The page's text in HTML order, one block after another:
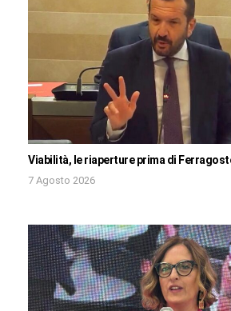
Viabilità, le riaperture prima di
7 Agosto 2026